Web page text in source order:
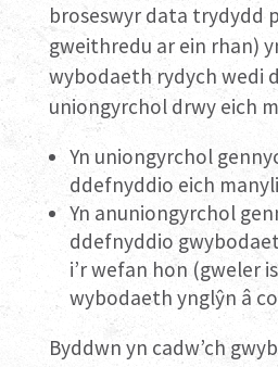
broseswyr data trydydd
gweithredu ar ein rhan)
wybodaeth rydych wedi
uniongyrchol drwy eich
Yn uniongyrchol
ddefnyddio eich
Yn anuniongyrchol
ddefnyddio
i’r wefan hon (gweler
wybodaeth ynglŷn â
Byddwn yn cadw’ch